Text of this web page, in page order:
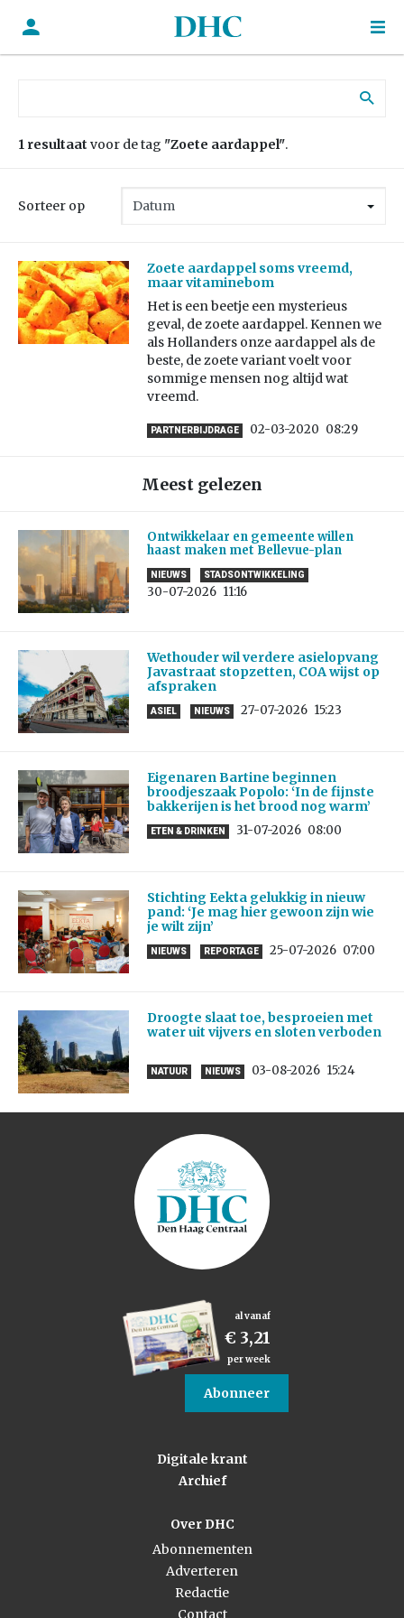
1 resultaat voor de tag "Zoete aardappel".
Sorteer op
Zoete aardappel soms vreemd,
maar vitaminebom
Het is een beetje een mysterieus
geval, de zoete aardappel. Kennen we
als Hollanders onze aardappel als de
beste, de zoete variant voelt voor
sommige mensen nog altijd wat
vreemd.
PARTNERBIJDRAGE 02-03-2020 08:29
Meest gelezen
Ontwikkelaar en gemeente willen
haast maken met Bellevue-plan
NIEUWS STADSONTWIKKELING
30-07-2026 11:16
Wethouder wil verdere asielopvang
Javastraat stopzetten, COA wijst op
afspraken
ASIEL NIEUWS 27-07-2026 15:23
Eigenaren Bartine beginnen
broodjeszaak Popolo: ‘In de fijnste
bakkerijen is het brood nog warm’
ETEN & DRINKEN 31-07-2026 08:00
Stichting Eekta gelukkig in nieuw
pand: ‘Je mag hier gewoon zijn wie
je wilt zijn’
NIEUWS REPORTAGE 25-07-2026 07:00
Droogte slaat toe, besproeien met
water uit vijvers en sloten verboden
NATUUR NIEUWS 03-08-2026 15:24
al vanaf
€ 3,21
per week
Abonneer
Digitale krant
Archief
Over DHC
Abonnementen
Adverteren
Redactie
Contact